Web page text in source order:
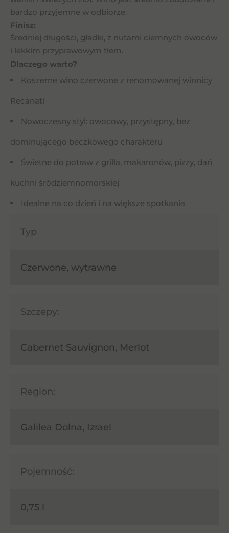
bardzo przyjemne w odbiorze.
Finisz:
Średniej długości, gładki, z nutami ciemnych owoców
i lekkim przyprawowym tłem.
Dlaczego warto?
Koszerne wino czerwone z renomowanej winnicy
Recanati
Nowoczesny styl: owocowy, przystępny, bez
dominującego beczkowego charakteru
Świetne do potraw z grilla, makaronów, pizzy, dań
kuchni śródziemnomorskiej
Idealne na co dzień i na większe spotkania
Typ
Czerwone, wytrawne
Szczepy:
Cabernet Sauvignon, Merlot
Region:
Galilea Dolna, Izrael
Pojemność:
0,75 l